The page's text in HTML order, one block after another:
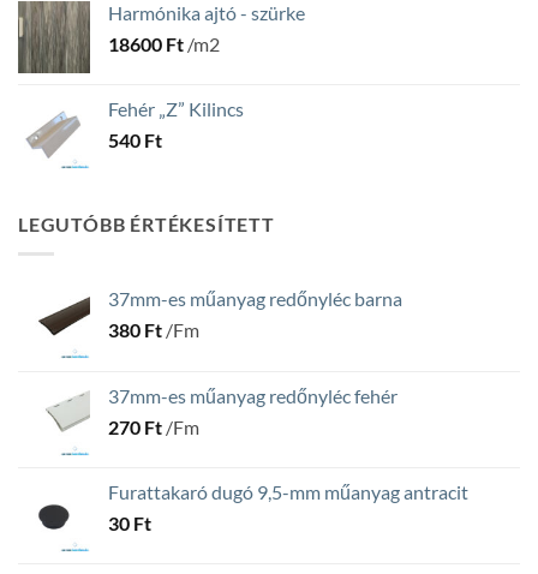
Harmónika ajtó - szürke
18600 Ft /m2
Fehér „Z” Kilincs
540 Ft
LEGUTÓBB ÉRTÉKESÍTETT
37mm-es műanyag redőnyléc barna
380 Ft /Fm
37mm-es műanyag redőnyléc fehér
270 Ft /Fm
Furattakaró dugó 9,5-mm műanyag antracit
30 Ft